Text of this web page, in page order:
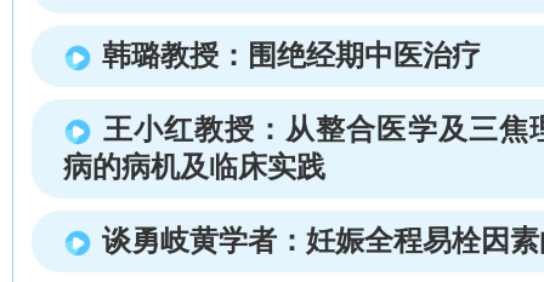
韩璐教授：围绝经期中医治疗
王小红教授：从整合医学及三焦
病的病机及临床实践
谈勇岐黄学者：妊娠全程易栓因